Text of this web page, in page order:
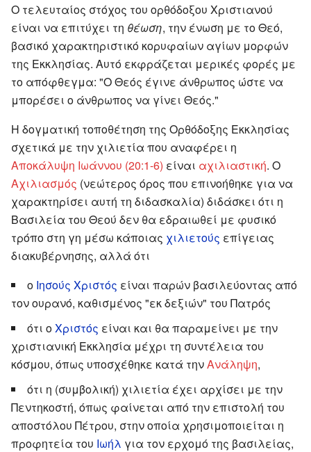
Ο τελευταίος στόχος του ορθόδοξου Χριστιανού
είναι να επιτύχει τη θέωση, την ένωση με το Θεό,
βασικό χαρακτηριστικό κορυφαίων αγίων μορφών
της Εκκλησίας. Αυτό εκφράζεται μερικές φορές με
το απόφθεγμα: "Ο Θεός έγινε άνθρωπος ώστε να
μπορέσει ο άνθρωπος να γίνει Θεός."
Η δογματική τοποθέτηση της Ορθόδοξης Εκκλησίας
σχετικά με την χιλιετία που αναφέρει η
Αποκάλυψη Ιωάννου (20:1-6) είναι αχιλιαστική. Ο
Αχιλιασμός (νεώτερος όρος που επινοήθηκε για να
χαρακτηρίσει αυτή τη διδασκαλία) διδάσκει ότι η
Βασιλεία του Θεού δεν θα εδραιωθεί με φυσικό
τρόπο στη γη μέσω κάποιας χιλιετούς επίγειας
διακυβέρνησης, αλλά ότι
ο Ιησούς Χριστός είναι παρών βασιλεύοντας από
τον ουρανό, καθισμένος "εκ δεξιών" του Πατρός
ότι οΧριστός είναι και θα παραμείνει με την
χριστιανική Εκκλησία μέχρι τη συντέλεια του
κόσμου, όπως υποσχέθηκε κατά τηνΑνάληψη,
ότι η (συμβολική) χιλιετία έχει αρχίσει με την
Πεντηκοστή, όπως φαίνεται από την επιστολή του
αποστόλου Πέτρου, στην οποία χρησιμοποιείται η
προφητεία του Ιωήλ για τον ερχομό της βασιλείας,